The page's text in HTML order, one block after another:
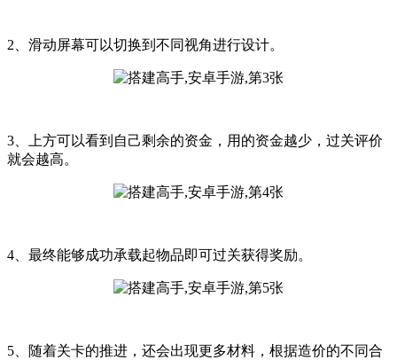
2、滑动屏幕可以切换到不同视角进行设计。
3、上方可以看到自己剩余的资金，用的资金越少，过关评价
就会越高。
4、最终能够成功承载起物品即可过关获得奖励。
5、随着关卡的推进，还会出现更多材料，根据造价的不同合